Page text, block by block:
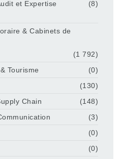
et Expertise
(8)
& Cabinets de
(1 792)
Tourisme
(0)
(130)
Chain
(148)
(3)
(0)
(0)